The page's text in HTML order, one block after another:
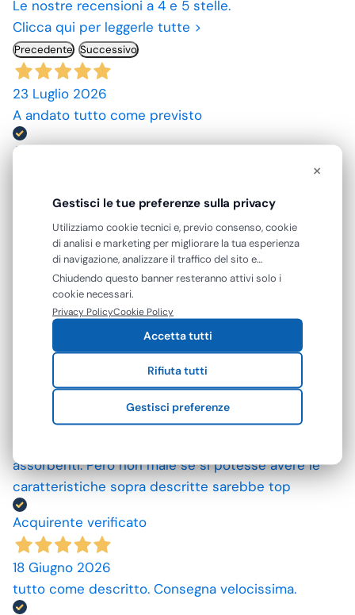
Le nostre recensioni a 4 e 5 stelle.
Clicca qui per leggerle tutte >
Precedente Successivo
23 Luglio 2026
A andato tutto come previsto
Acquirente verificato
10 Luglio 2026
grazie. prezzi convenienti.
Acquirente verificato
09 Luglio 2026
25 Giugno 2026
assorbenti. Però non male se si potesse avere le
caratteristiche sopra descritte sarebbe top
Acquirente verificato
18 Giugno 2026
tutto come descritto. Consegna velocissima.
×
Gestisci le tue preferenze sulla privacy
Utilizziamo cookie tecnici e, previo consenso, cookie
di analisi e marketing per migliorare la tua esperienza
di navigazione, analizzare il traffico del sito e
mostrarti contenuti e pubblicità personalizzati. Puoi
accettare tutti i cookie oppure gestire le tue
preferenze. Puoi modificare o revocare il consenso in
qualsiasi momento.
Chiudendo questo banner resteranno attivi solo i
cookie necessari.
Privacy PolicyCookie Policy
Accetta tutti
Rifiuta tutti
Gestisci preferenze